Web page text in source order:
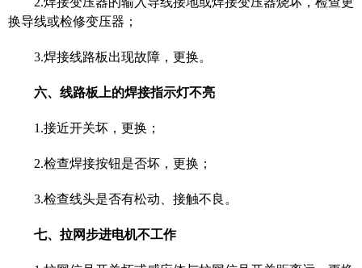
换导线或检修变压器；
3.焊接线路板出现故障，更换。
六、 线路板上的焊接指示灯不亮
1.接近开关坏，更换；
2.检查焊接按钮是否坏，更换；
3.检查线头是否有松动、接触不良。
七、 拉网步进电机不工作